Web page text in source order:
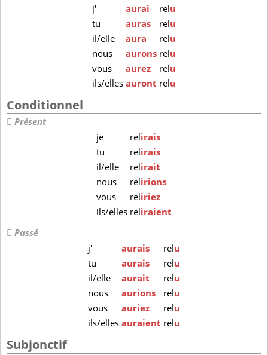
j'
aurai relu
tu
auras relu
il/elle
aura relu
nous
aurons relu
vous
aurez relu
ils/ellesauront relu
Conditionnel
Présent
je
relirais
tu
relirais
il/elle
relirait
nous
relirions
vous
reliriez
ils/elles reliraient
Passé
j'
aurais relu
tu
aurais relu
il/elle
aurait relu
nous
aurions relu
vous
auriez relu
ils/ellesauraient relu
Subjonctif